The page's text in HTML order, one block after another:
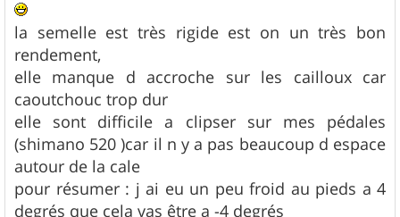
la semelle est très rigide est on un très bon
rendement,
elle manque d accroche sur les cailloux car
caoutchouc trop dur
elle sont difficile a clipser sur mes pédales
(shimano 520 )car il n y a pas beaucoup d espace
autour de la cale
pour résumer : j ai eu un peu froid au pieds a 4
degrés que cela vas être a -4 degrés